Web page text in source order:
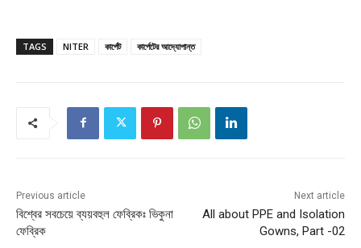
TAGS NITER কার্পেট কার্পেটের আদ্যোপান্ত
Previous article
বিশ্বের সবচেয়ে ব্যয়বহুল ফেব্রিকঃ ভিকুনা
ফেব্রিক
Next article
All about PPE and Isolation
Gowns, Part -02